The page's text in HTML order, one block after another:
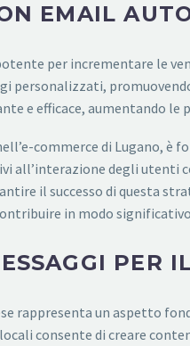
EMAIL
per incrementare le
personalizzati,
e efficace, aumentando le
commerce di Lugano,
all’interazione degli
il successo di questa
in modo
PER
rappresenta un aspetto
consente di creare